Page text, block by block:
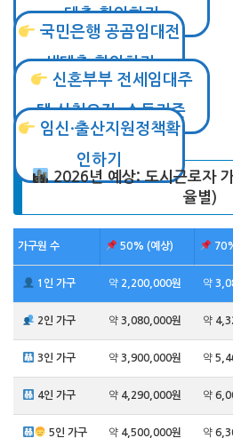
대출 확인하기
국민은행 공곰임대전
세대출 확인하기
신혼부부 전세임대주
택 신청요건, 소득기준
임신·출산지원정책확
인하기
2026년 예상: 도시근로자
율별)
가구원 수 50% (예상)
1인 가구 약 2,200,000원 약
2인 가구 약 3,080,000원 약
3인 가구 약 3,900,000원 약
4인 가구 약 4,290,000원 약
5인 가구 약 4,500,000원 약